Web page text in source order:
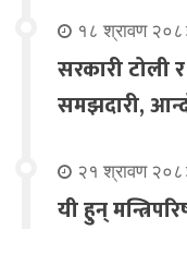
१८ श्रावण
सरकारी टोली
समझदारी,
२१ श्रावण
यी हुन्